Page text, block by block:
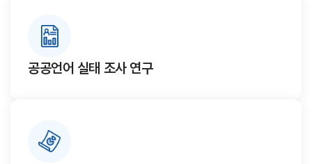
공공언어 실태 조사 연구